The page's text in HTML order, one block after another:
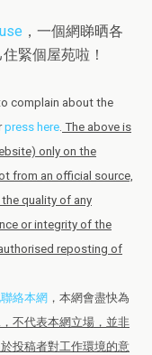
，一個網睇晒各
緊個屋苑啦！
complain about the
press here. The above is
only on the
from an official source,
quality of any
or integrity of the
reposting of
絡本網 ，本網會盡快為
不代表本網立場，並非
投稿者對工作環境的意